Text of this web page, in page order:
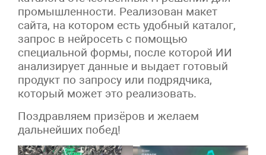
промышленности. Реализован макет
сайта, на котором есть удобный каталог,
запрос в нейросеть с помощью
специальной формы, после которой ИИ
анализирует данные и выдает готовый
продукт по запросу или подрядчика,
который может это реализовать.
Поздравляем призёров и желаем
дальнейших побед!